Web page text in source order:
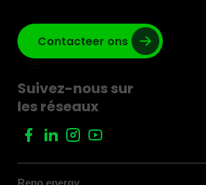
Contacteer ons
Suivez-nous sur
les réseaux
Reno.energy